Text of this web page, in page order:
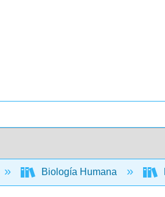
Biología Humana